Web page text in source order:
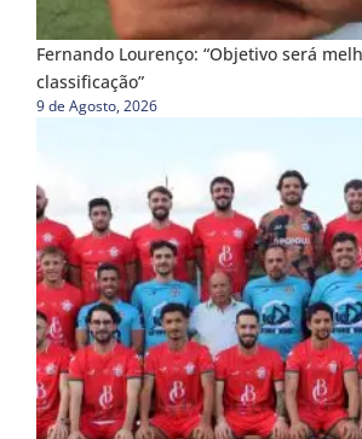
Fernando Lourenço: “Objetivo será
classificação”
9 de Agosto, 2026